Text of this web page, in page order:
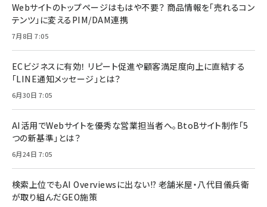
Webサイトのトップページはもはや不要？ 商品情報を「売れるコン
テンツ」に変えるPIM/DAM連携
7月8日 7:05
ECビジネスに有効！ リピート促進や顧客満足度向上に直結する
「LINE通知メッセージ」とは？
6月30日 7:05
AI活用でWebサイトを優秀な営業担当者へ。BtoBサイト制作「5
つの新基準」とは？
6月24日 7:05
検索上位でもAI Overviewsに出ない!? 老舗米屋・八代目儀兵衛
が取り組んだGEO施策